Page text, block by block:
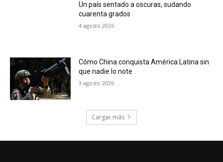
Un país sentado a oscuras, sudando
cuarenta grados
4 agosto 2026
Cómo China conquista América Latina sin
que nadie lo note
3 agosto 2026
Cargar más